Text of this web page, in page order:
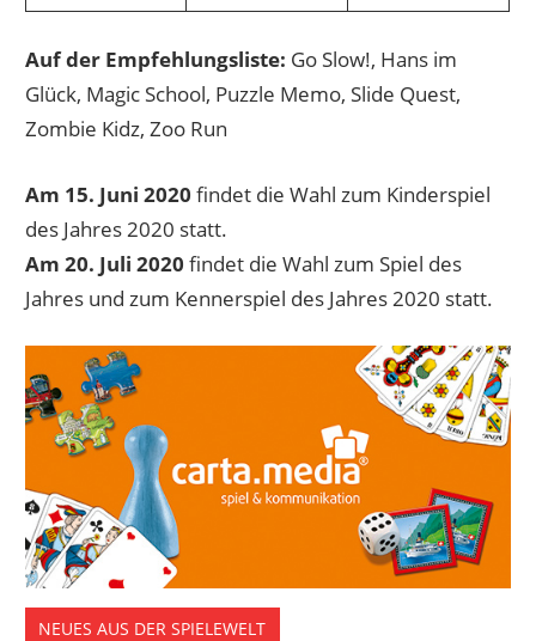
Auf der Empfehlungsliste: Go Slow!, Hans im
Glück, Magic School, Puzzle Memo, Slide Quest,
Zombie Kidz, Zoo Run
Am 15. Juni 2020 findet die Wahl zum Kinderspiel
des Jahres 2020 statt.
Am 20. Juli 2020 findet die Wahl zum Spiel des
Jahres und zum Kennerspiel des Jahres 2020 statt.
NEUES AUS DER SPIELEWELT